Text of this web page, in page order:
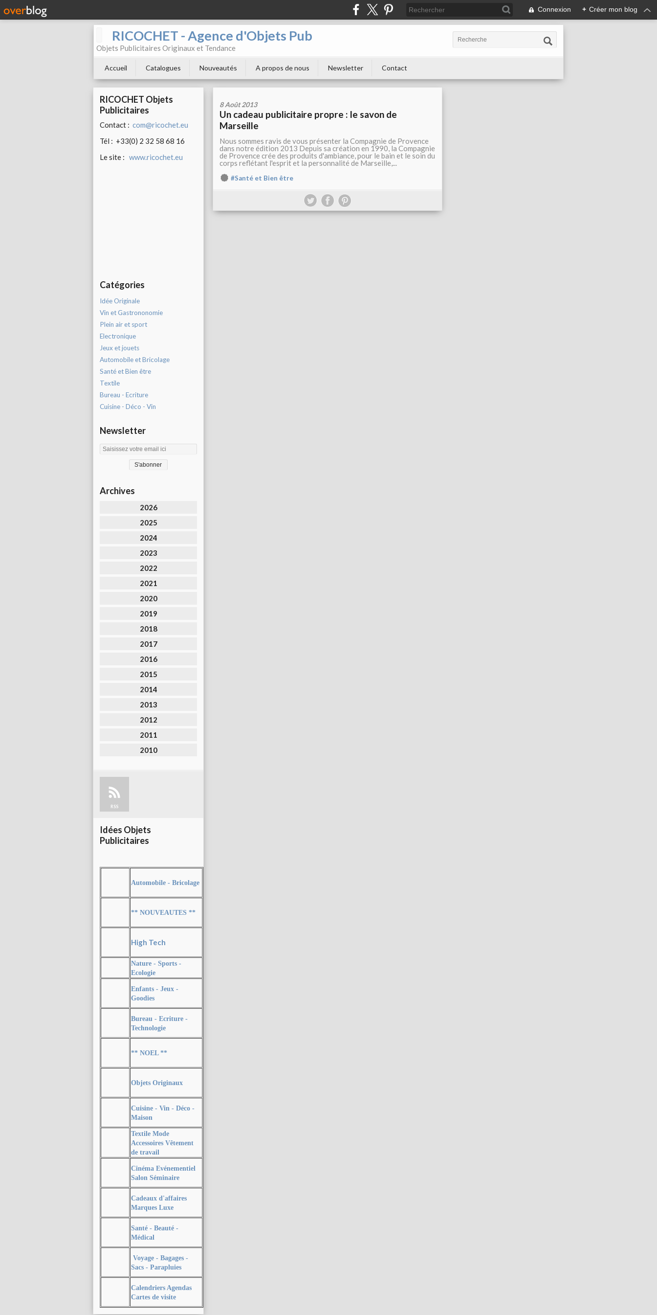
Connexion + Créer mon blog
RICOCHET - Agence d'Objets Pub
Objets Publicitaires Originaux et Tendance
Accueil Catalogues Nouveautés A propos de nous Newsletter Contact
RICOCHET Objets
Publicitaires
Contact : com@ricochet.eu
Tél : +33(0) 2 32 58 68 16
Le site : www.ricochet.eu
Catégories
Idée Originale
Vin et Gastrononomie
Plein air et sport
Electronique
Jeux et jouets
Automobile et Bricolage
Santé et Bien être
Textile
Bureau - Ecriture
Cuisine - Déco - Vin
Newsletter
Archives
2026
2025
2024
2023
2022
2021
2020
2019
2018
2017
2016
2015
2014
2013
2012
2011
2010
RSS
Idées Objets
Publicitaires
Automobile - Bricolage
** NOUVEAUTES **
High Tech
Nature - Sports -
Ecologie
Enfants - Jeux -
Goodies
Bureau - Ecriture -
Technologie
** NOEL **
Objets Originaux
Cuisine - Vin - Déco -
Maison
Textile Mode
Accessoires Vêtement
de travail
Cinéma Evénementiel
Salon Séminaire
Cadeaux d'affaires
Marques Luxe
Santé - Beauté -
Médical
Voyage - Bagages -
Sacs - Parapluies
Calendriers Agendas
Cartes de visite
8 Août 2013
Un cadeau publicitaire propre : le savon de
Marseille
Nous sommes ravis de vous présenter la Compagnie de Provence
dans notre édition 2013 Depuis sa création en 1990, la Compagnie
de Provence crée des produits d'ambiance, pour le bain et le soin du
corps reflétant l'esprit et la personnalité de Marseille,...
#Santé et Bien être